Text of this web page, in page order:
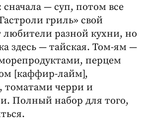
— суп, потом все
гриль» свой
любители разной кухни, но
здесь — тайская. Том-ям —
перцем
[каффир-лайм],
томатами черри и
Полный набор для того,